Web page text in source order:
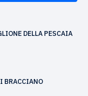
DELLA PESCAIA
BRACCIANO